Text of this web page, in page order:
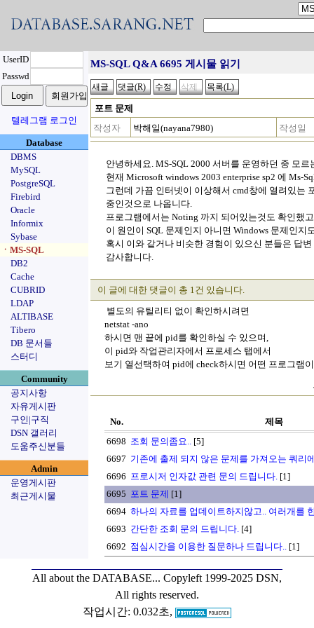
UserID
Passwd
텔레그램 로그인
Database
DBMS
MySQL
PostgreSQL
Firebird
Oracle
Informix
Sybase
ㆍMS-SQL
DB2
Cache
CUBRID
LDAP
ALTIBASE
Tibero
DB 문서들
스터디
Community
공지사항
자유게시판
구인|구직
DSN 갤러리
도움주신분들
Admin
운영게시판
최근게시물
MS-SQL Q&A 6695 게시물 읽기
포트 문제
작성자
박해일(nayana7980) 작성일
안녕하세요. MS-SQL 2000 서버를 운영하던 중 모
현재 Microsoft windows 2003 enterprise sp2 에 Ms-
그런데 가끔 인터넷이 이상해서 cmd창에 열려있는
중인것으로 나옵니다.
프로그램에서는 Noting 까지 되어있는것도 확인했
이 원인이 SQL 문제인지 아니면 Windows 문제인지
혹시 이와 같거나 비슷한 경험이 있으신 분들은 답
감사합니다.
이 글에 대한 댓글이 총 1건 있습니다.
별도의 유틸리티 없이 확인하시려면
netstat -ano
하시면 맨 끝에 pid를 확인하실 수 있으며,
이 pid와 작업관리자에서 프로세스 탭에서
보기 열선택하여 pid에 check하시면 어떤 프로그램
No.
제목
6698 조회 문의좀요.. [5]
6697 기존에 출제 되지 않은 문제를 가져오는 쿼리
6696 프로시저 인자값 관련 문의 드립니다. [1]
6695 포트 문제 [1]
6694 하나의 자료를 업데이트하지않고.. 여러개를
6693 간단한 조회 문의 드립니다. [4]
6692 점심시간을 이용한 질문하나 드립니다.. [1]
All about the DATABASE... Copyleft 1999-2025 DSN,
All rights reserved.
작업시간: 0.032초,